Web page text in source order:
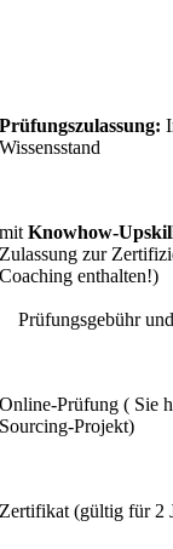
Prüfungszulassung:
Wissensstand
mitKnowhow-
Zulassung zur
Coaching enthalten!)
Prüfungsgebühr und
Online-Prüfung ( Sie
Sourcing-Projekt)
Zertifikat (gültig für 2